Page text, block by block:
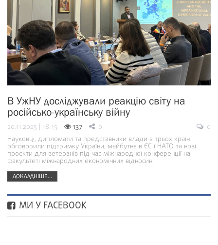
В УжНУ досліджували реакцію світу на
російсько-українську війну
20.11.2025 | 18:15 137 0
0
Науковці, дипломати та представники влади з трьох країн
обговорили підтримку України, майбутнє в ЄС і НАТО та нові
проєкти для ветеранів під час міжнародної конференції на
факультеті міжнародних економічних відносин
ДОКЛАДНІШЕ...
МИ У FACEBOOK